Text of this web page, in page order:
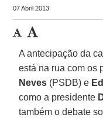
07 Abril 2013
A antecipação da
está na rua com os
Neves (PSDB) e
como a presidente
também o debate